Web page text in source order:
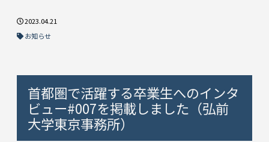
2023.04.21
お知らせ
首都圏で活躍する卒業生へのインタ
ビュー#007を掲載しました（弘前
大学東京事務所）